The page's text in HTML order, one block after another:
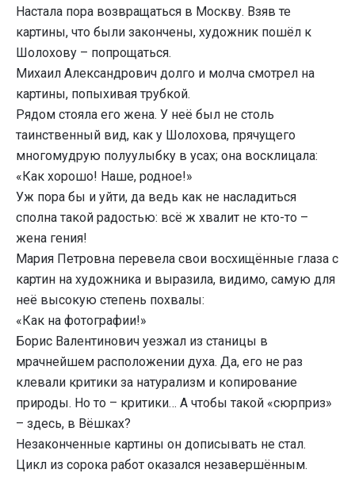
Настала пора возвращаться в Москву. Взяв те
картины, что были закончены, художник пошёл к
Шолохову – попрощаться.
Михаил Александрович долго и молча смотрел на
картины, попыхивая трубкой.
Рядом стояла его жена. У неё был не столь
таинственный вид, как у Шолохова, прячущего
многомудрую полуулыбку в усах; она восклицала:
«Как хорошо! Наше, родное!»
Уж пора бы и уйти, да ведь как не насладиться
сполна такой радостью: всё ж хвалит не кто-то –
жена гения!
Мария Петровна перевела свои восхищённые глаза с
картин на художника и выразила, видимо, самую для
неё высокую степень похвалы:
«Как на фотографии!»
Борис Валентинович уезжал из станицы в
мрачнейшем расположении духа. Да, его не раз
клевали критики за натурализм и копирование
природы. Но то – критики… А чтобы такой «сюрприз»
– здесь, в Вёшках?
Незаконченные картины он дописывать не стал.
Цикл из сорока работ оказался незавершённым.